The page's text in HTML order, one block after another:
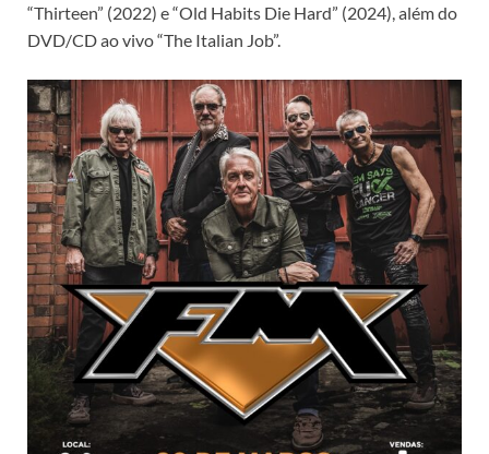
“Thirteen” (2022) e “Old Habits Die Hard” (2024), além do
DVD/CD ao vivo “The Italian Job”.